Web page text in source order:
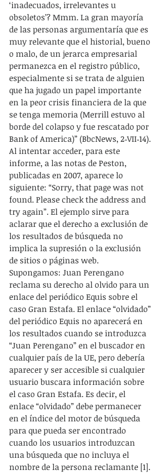
‘inadecuados, irrelevantes u
obsoletos’? Mmm. La gran mayoría
de las personas argumentaría que es
muy relevante que el historial, bueno
o malo, de un jerarca empresarial
permanezca en el registro público,
especialmente si se trata de alguien
que ha jugado un papel importante
en la peor crisis financiera de la que
se tenga memoria (Merrill estuvo al
borde del colapso y fue rescatado por
Bank of America)” (BbcNews, 2‑VII‑14).
Al intentar acceder, para este
informe, a las notas de Peston,
publicadas en 2007, aparece lo
siguiente: “Sorry, that page was not
found. Please check the address and
try again”. El ejemplo sirve para
aclarar que el derecho a exclusión de
los resultados de búsqueda no
implica la supresión o la exclusión
de sitios o páginas web.
Supongamos: Juan Perengano
reclama su derecho al olvido para un
enlace del periódico Equis sobre el
caso Gran Estafa. El enlace “olvidado”
del periódico Equis no aparecerá en
los resultados cuando se introduzca
“Juan Perengano” en el buscador en
cualquier país de la UE, pero debería
aparecer y ser accesible si cualquier
usuario buscara información sobre
el caso Gran Estafa. Es decir, el
enlace “olvidado” debe permanecer
en el índice del motor de búsqueda
para que pueda ser encontrado
cuando los usuarios introduzcan
una búsqueda que no incluya el
nombre de la persona reclamante [1].